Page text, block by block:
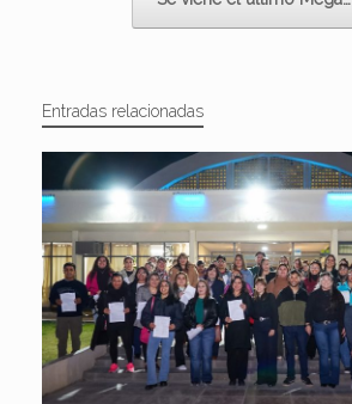
Entradas relacionadas